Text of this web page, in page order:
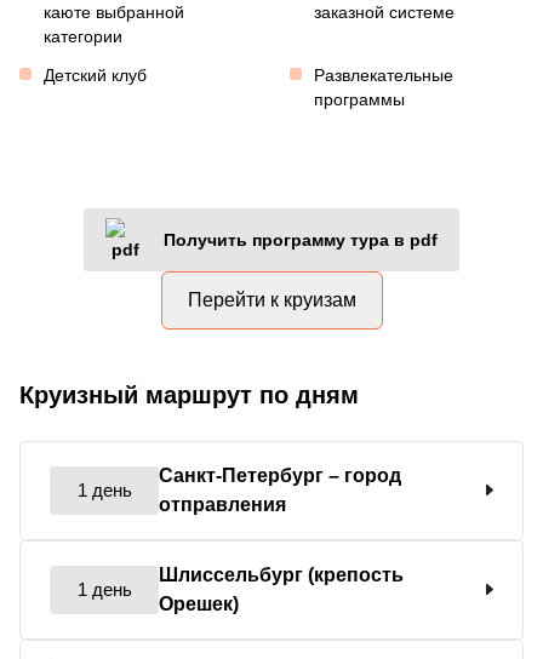
каюте выбранной
категории
заказной системе
Детский клуб
Развлекательные
программы
Получить программу тура в pdf
Перейти к круизам
Круизный маршрут по дням
1 день
Санкт-Петербург – город
отправления
1 день
Шлиссельбург (крепость
Орешек)